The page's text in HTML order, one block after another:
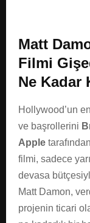
Matt
Filmi
Ne Kadar
Hollywood’un
ve başrollerini
Apple
filmi, sadece
devasa
Matt Damon,
projenin ticari